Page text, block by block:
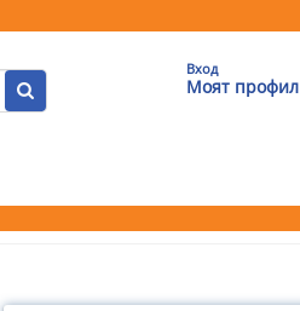
Вход
Моят профил